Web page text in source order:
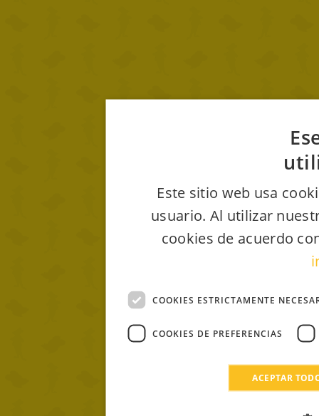
Este sitio web usa
usuario. Al utilizar
cookies de acuerdo
COOKIES ESTRICTAMENTE
COOKIES DE PREFERENCIAS
ACEPTAR